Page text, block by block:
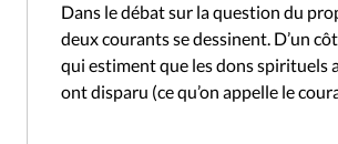
Dans le débat sur la question du
deux courants se dessinent. D’un
qui estiment que les dons spirituels
ont disparu (ce qu’on appelle le